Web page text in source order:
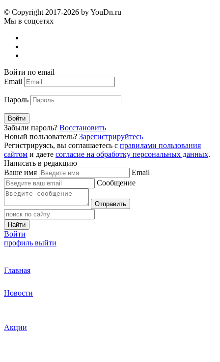
© Copyright 2017-2026 by YouDn.ru
Мы в соцсетях
Войти по email
Email
Пароль
Войти
Забыли пароль? Восстановить
Новый пользователь? Зарегистрируйтесь
Регистрируясь, вы соглашаетесь с правилами пользования
сайтом и даете согласие на обработку персональных данных.
Написать в редакцию
Ваше имя
Email
Сообщение
Отправить
Найти
Войти
профиль выйти
Главная
Новости
Акции